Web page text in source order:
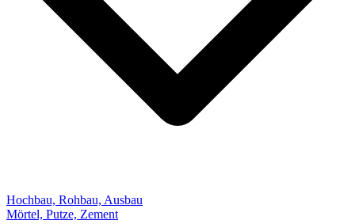
Hochbau, Rohbau, Ausbau
Mörtel, Putze, Zement